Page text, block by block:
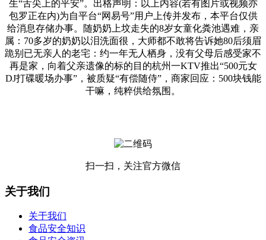
生“舌尖上的平安”。出格声明：以上内容(若有图片或视频亦
包罗正在内)为自平台“网易号”用户上传并发布，本平台仅供
给消息存储办事。随奶奶上坟走失的8岁女童化粪池遇难，亲
属：70多岁的奶奶以泪洗面很，大师都不敢将告诉她80后须眉
跪别已无亲人的老宅：约一年无人栖身，没有父母后感受家不
再是家，向着父亲遗像的标的目的杭州一KTV推出“500元女
DJ打碟暖场办事”，被质疑“有偿随侍”，商家回应：500块钱能
干嘛，纯粹供给氛围。
扫一扫，关注官方微信
关于我们
关于我们
食品安全知识